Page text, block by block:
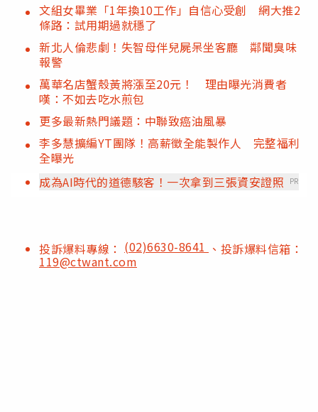
文組女畢業「1年換10工作」自信心受創 網大推2
條路：試用期過就穩了
新北人倫悲劇！失智母伴兒屍呆坐客廳 鄰聞臭味
報警
萬華名店蟹殼黃將漲至20元！ 理由曝光消費者
嘆：不如去吃水煎包
更多最新熱門議題：中聯致癌油風暴
李多慧擴編YT團隊！高薪徵全能製作人 完整福利
全曝光
成為AI時代的道德駭客！一次拿到三張資安證照
PR
投訴爆料專線： (02)6630-8641 、投訴爆料信箱：
119@ctwant.com